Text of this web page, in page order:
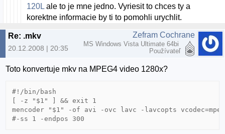
120L ale to je mne jedno. Vyriesit to chces ty a
korektne informacie by ti to pomohli urychlit.
Re: .mkv
20.12.2008 | 20:35
Zefram Cochrane
MS Windows Vista Ultimate 64bi
Používateľ
Toto konvertuje mkv na MPEG4 video 1280x?
#!/bin/bash
[ -z "$1" ] && exit 1
mencoder "$1" -of avi -ovc lavc -lavcopts